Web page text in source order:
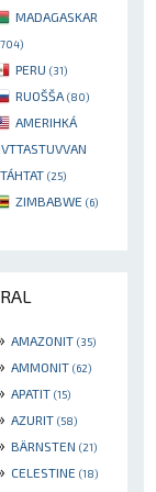
MADAGASKAR
PERU (31)
RUOŠŠA (80)
AMERIHKÁ
(25)
ZIMBABWE (6)
AMAZONIT (35)
AMMONIT (62)
APATIT (15)
AZURIT (58)
BÄRNSTEN (21)
CELESTINE (18)